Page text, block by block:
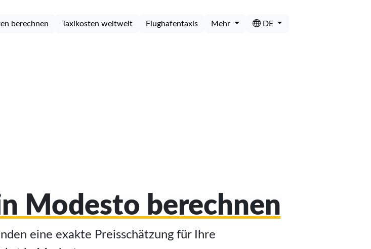
berechnen Taxikosten weltweit Flughafentaxis Mehr DE
Modesto berechnen
eine exakte Preisschätzung für Ihre